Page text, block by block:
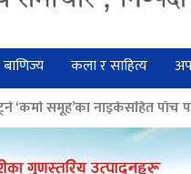
कला र साहित्य
पाँच पक्राउ >>